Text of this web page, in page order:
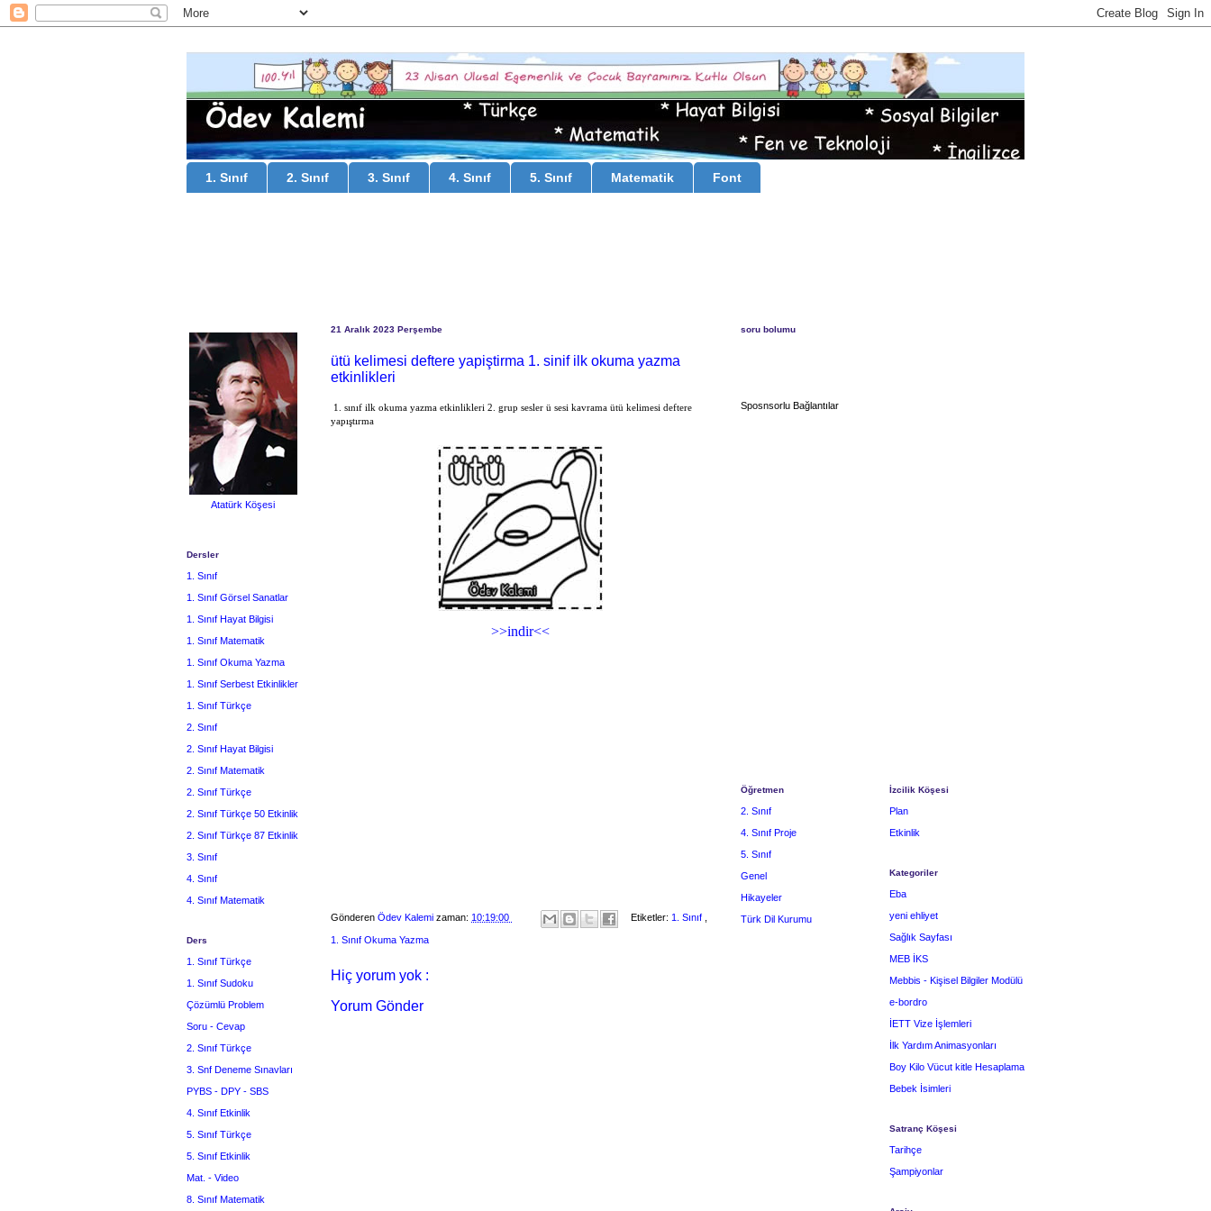
1. Sınıf 2. Sınıf 3. Sınıf 4. Sınıf 5. Sınıf Matematik Font
21 Aralık 2023 Perşembe
ütü kelimesi deftere yapiştirma 1. sinif ilk okuma yazma
etkinlikleri
1. sınıf ilk okuma yazma etkinlikleri 2. grup sesler ü sesi kavrama ütü kelimesi deftere
yapıştırma
>>indir<<
Gönderen Ödev Kalemi zaman: 10:19:00 Etiketler: 1. Sınıf
1. Sınıf Okuma Yazma
Hiç yorum yok :
Yorum Gönder
Atatürk Köşesi
Dersler
1. Sınıf
1. Sınıf Görsel Sanatlar
1. Sınıf Hayat Bilgisi
1. Sınıf Matematik
1. Sınıf Okuma Yazma
1. Sınıf Serbest Etkinlikler
1. Sınıf Türkçe
2. Sınıf
2. Sınıf Hayat Bilgisi
2. Sınıf Matematik
2. Sınıf Türkçe
2. Sınıf Türkçe 50 Etkinlik
2. Sınıf Türkçe 87 Etkinlik
3. Sınıf
4. Sınıf
4. Sınıf Matematik
Ders
1. Sınıf Türkçe
1. Sınıf Sudoku
Çözümlü Problem
Soru - Cevap
2. Sınıf Türkçe
3. Snf Deneme Sınavları
PYBS - DPY - SBS
4. Sınıf Etkinlik
5. Sınıf Türkçe
5. Sınıf Etkinlik
Mat. - Video
8. Sınıf Matematik
soru bolumu
Sposnsorlu Bağlantılar
Öğretmen
2. Sınıf
4. Sınıf Proje
5. Sınıf
Genel
Hikayeler
Türk Dil Kurumu
İzcilik Köşesi
Plan
Etkinlik
Kategoriler
Eba
yeni ehliyet
Sağlık Sayfası
MEB İKS
Mebbis - Kişisel Bilgiler Modülü
e-bordro
İETT Vize İşlemleri
İlk Yardım Animasyonları
Boy Kilo Vücut kitle Hesaplama
Bebek İsimleri
Satranç Köşesi
Tarihçe
Şampiyonlar